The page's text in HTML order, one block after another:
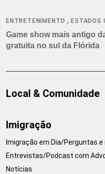
ENTRETENIMENTO ,ESTADOS
Game show mais antigo
gratuita no sul da Flórida
Local & Comunidade
Imigração
Imigração em Dia/Perguntas
Entrevistas/Podcast com
Notícias